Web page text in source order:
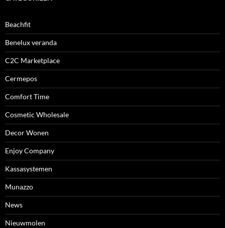
Beachfit
Benelux veranda
C2C Marketplace
Cermepos
Comfort Time
Cosmetic Wholesale
Decor Wonen
Enjoy Company
Kassasystemen
Munazzo
News
Nieuwmolen